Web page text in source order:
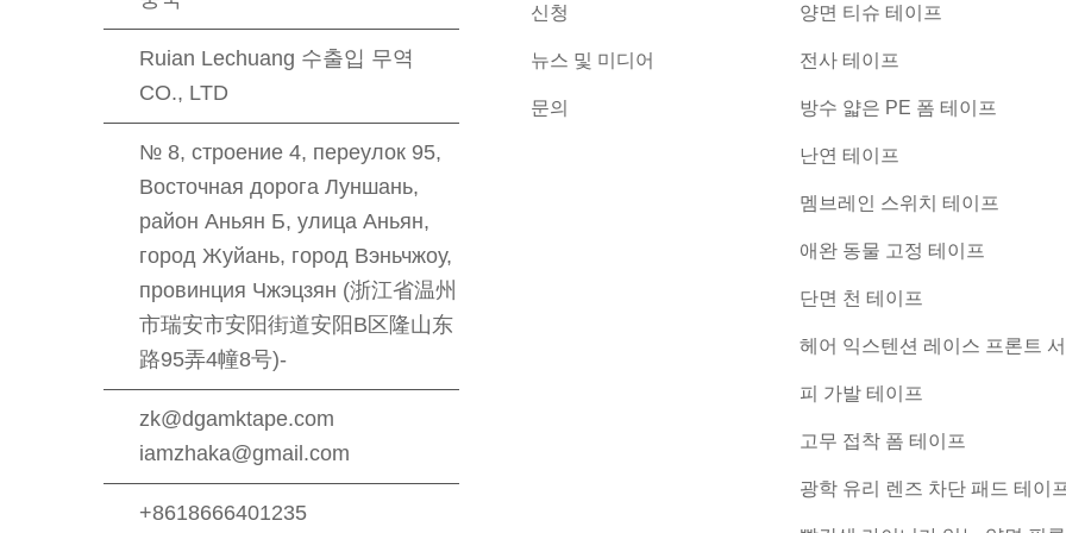
Ruian Lechuang 수출입 무역
CO., LTD
№ 8, строение 4, переулок 95,
Восточная дорога Луншань,
район Аньян Б, улица Аньян,
город Жуйань, город Вэньчжоу,
провинция Чжэцзян (浙江省温州
市瑞安市安阳街道安阳B区隆山东
路95弄4幢8号)-
zk@dgamktape.com
iamzhaka@gmail.com
+8618666401235
신청
뉴스 및 미디어
문의
양면 티슈 테이프
전사 테이프
방수 얇은 PE 폼 테이프
난연 테이프
멤브레인 스위치 테이프
애완 동물 고정 테이프
단면 천 테이프
헤어 익스텐션 레이스 프론트
피 가발 테이프
고무 접착 폼 테이프
광학 유리 렌즈 차단 패드 테이